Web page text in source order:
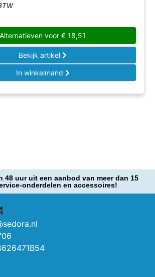
Alternatieven voor € 18,51
Bekijk artikel
In winkelmand
48 uur uit een aanbod van meer dan 15
onderdelen en accessoires!